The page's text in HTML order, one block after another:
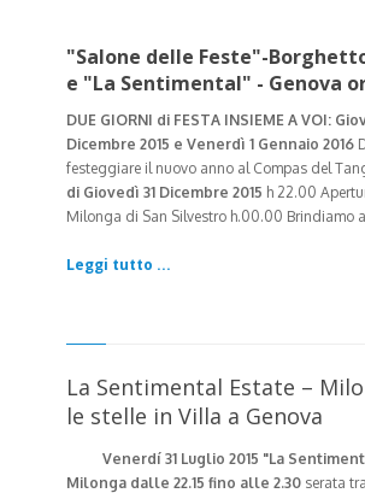
"Salone delle Feste"-
e "La Sentimental" - Genova
DUE GIORNI di FESTA INSIEME A VOI:
Dicembre 2015 e Venerdì 1 Gennaio 2016
festeggiare il nuovo anno al Compas del
di Giovedì 31 Dicembre 2015 h 22.00
Milonga di San Silvestro h.00.00 Brindiamo
Leggi tutto ...
La Sentimental Estate –
le stelle in Villa a Genova
Venerdí 31 Luglio 2015 "La
Milonga dalle 22.15 fino alle 2.30 serata